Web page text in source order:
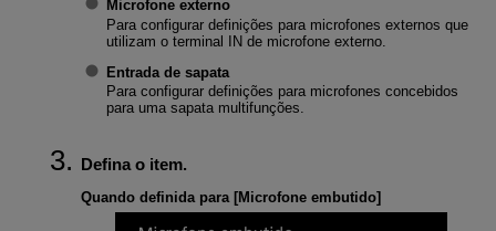
Microfone externo
Para configurar definições para microfones externos que
utilizam o terminal IN de microfone externo.
Entrada de sapata
Para configurar definições para microfones concebidos
para uma sapata multifunções.
Defina o item.
Quando definida para [Microfone embutido]